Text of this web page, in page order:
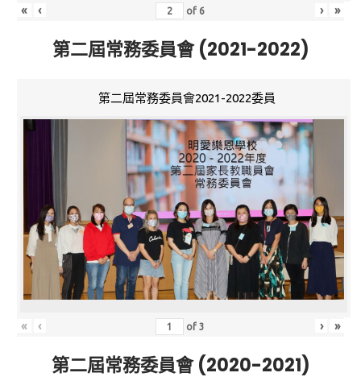
« ‹ of 6 › »
第二屆常務委員會 (2021-2022)
第二屆常務委員會2021-2022委員
« ‹ of3 › »
第二屆常務委員會 (2020-2021)